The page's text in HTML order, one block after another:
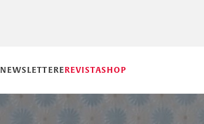
NEWSLETTEREREVISTASHOP